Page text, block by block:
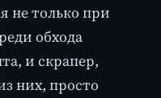
не только при
обхода
и скрапер,
них, просто